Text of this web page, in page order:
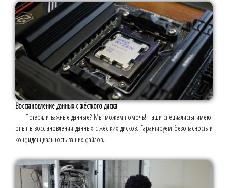
Восстановление данных с жёсткого диска
Потеряли важные данные? Мы можем помочь! Наши специалисты имеют
опыт в восстановлении данных с жёстких дисков. Гарантируем безопасность и
конфиденциальность ваших файлов.